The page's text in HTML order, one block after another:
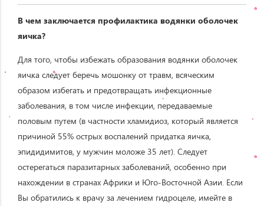
В чем заключается профилактика водянки оболочек
яичка?
Для того, чтобы избежать образования водянки оболочек
яичка следует беречь мошонку от травм, всяческим
образом избегать и предотвращать инфекционные
заболевания, в том числе инфекции, передаваемые
половым путем (в частности хламидиоз, который является
причиной 55% острых воспалений придатка яичка,
эпидидимитов, у мужчин моложе 35 лет). Следует
остерегаться паразитарных заболеваний, особенно при
нахождении в странах Африки и Юго-Восточной Азии. Если
Вы обратились к врачу за лечением гидроцеле, имейте в